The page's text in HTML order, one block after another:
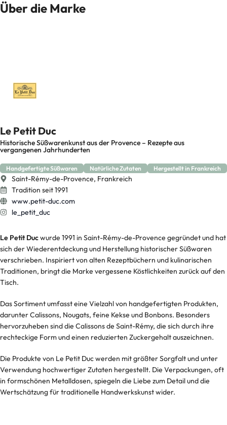
Über die Marke
Le Petit Duc
Historische Süßwarenkunst aus der Provence – Rezepte aus
vergangenen Jahrhunderten
Handgefertigte Süßwaren Natürliche Zutaten Hergestellt in Frankreich
Saint-Rémy-de-Provence, Frankreich
Tradition seit 1991
www.petit-duc.com
le_petit_duc
Le Petit Ducwurde 1991 in Saint-Rémy-de-Provence gegründet und hat
sich der Wiederentdeckung und Herstellung historischer Süßwaren
verschrieben. Inspiriert von alten Rezeptbüchern und kulinarischen
Traditionen, bringt die Marke vergessene Köstlichkeiten zurück auf den
Tisch.
Das Sortiment umfasst eine Vielzahl von handgefertigten Produkten,
darunter Calissons, Nougats, feine Kekse und Bonbons. Besonders
hervorzuheben sind die Calissons de Saint-Rémy, die sich durch ihre
rechteckige Form und einen reduzierten Zuckergehalt auszeichnen.
Die Produkte von Le Petit Duc werden mit größter Sorgfalt und unter
Verwendung hochwertiger Zutaten hergestellt. Die Verpackungen, oft
in formschönen Metalldosen, spiegeln die Liebe zum Detail und die
Wertschätzung für traditionelle Handwerkskunst wider.